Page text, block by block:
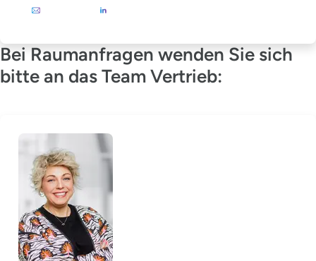
Bei Raumanfragen wenden Sie sich
bitte an das Team Vertrieb: